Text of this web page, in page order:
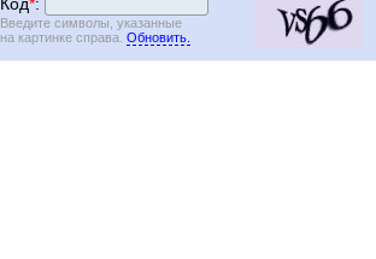
Введите символы, указанные
на картинке справа. Обновить.